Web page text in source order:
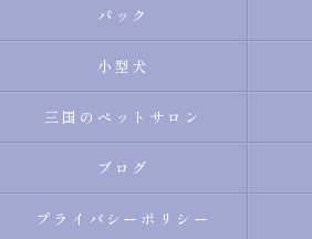
パック
小型犬
三国のペットサロン
ブログ
プライバシーポリシー